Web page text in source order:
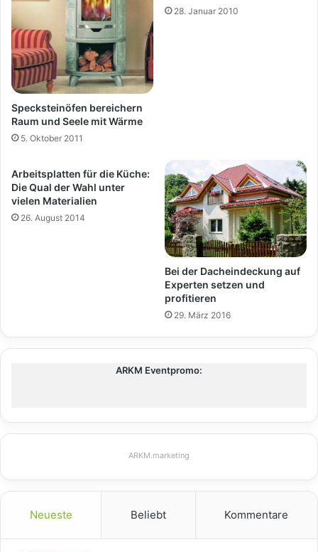
Specksteinöfen bereichern
Raum und Seele mit Wärme
5. Oktober 2011
28. Januar 2010
Arbeitsplatten für die Küche:
Die Qual der Wahl unter
vielen Materialien
26. August 2014
Bei der Dacheindeckung auf
Experten setzen und
profitieren
29. März 2016
ARKM Eventpromo:
ARKM.marketing
Neueste Beliebt Kommentare